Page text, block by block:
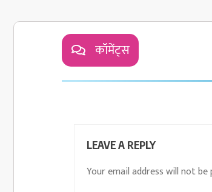
कॉमेंट्स
LEAVE A REPLY
Your email address will not be